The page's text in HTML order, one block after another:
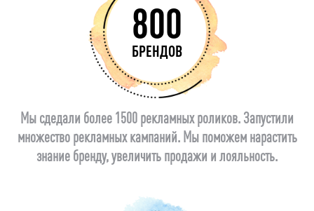
800
БРЕНДОВ
Мы сдедали более 1500 рекламных роликов. Запустили
множество рекламных кампаний. Мы поможем нарастить
знание бренду, увеличить продажи и лояльность.